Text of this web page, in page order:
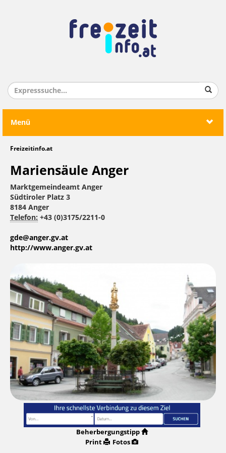
Menü
Freizeitinfo.at
Mariensäule Anger
Marktgemeindeamt Anger
Südtiroler Platz 3
8184 Anger
Telefon: +43 (0)3175/2211-0
gde@anger.gv.at
http://www.anger.gv.at
Beherbergungstipp
Print
Fotos